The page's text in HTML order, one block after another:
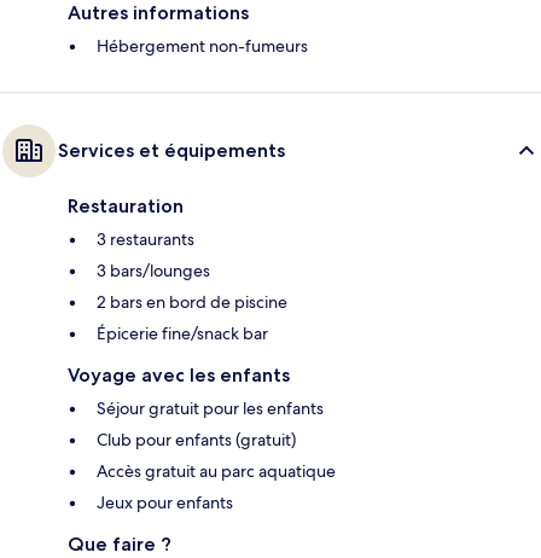
Autres informations
Hébergement non-fumeurs
Services et équipements
Restauration
3 restaurants
3 bars/lounges
2 bars en bord de piscine
Épicerie fine/snack bar
Voyage avec les enfants
Séjour gratuit pour les enfants
Club pour enfants (gratuit)
Accès gratuit au parc aquatique
Jeux pour enfants
Que faire ?